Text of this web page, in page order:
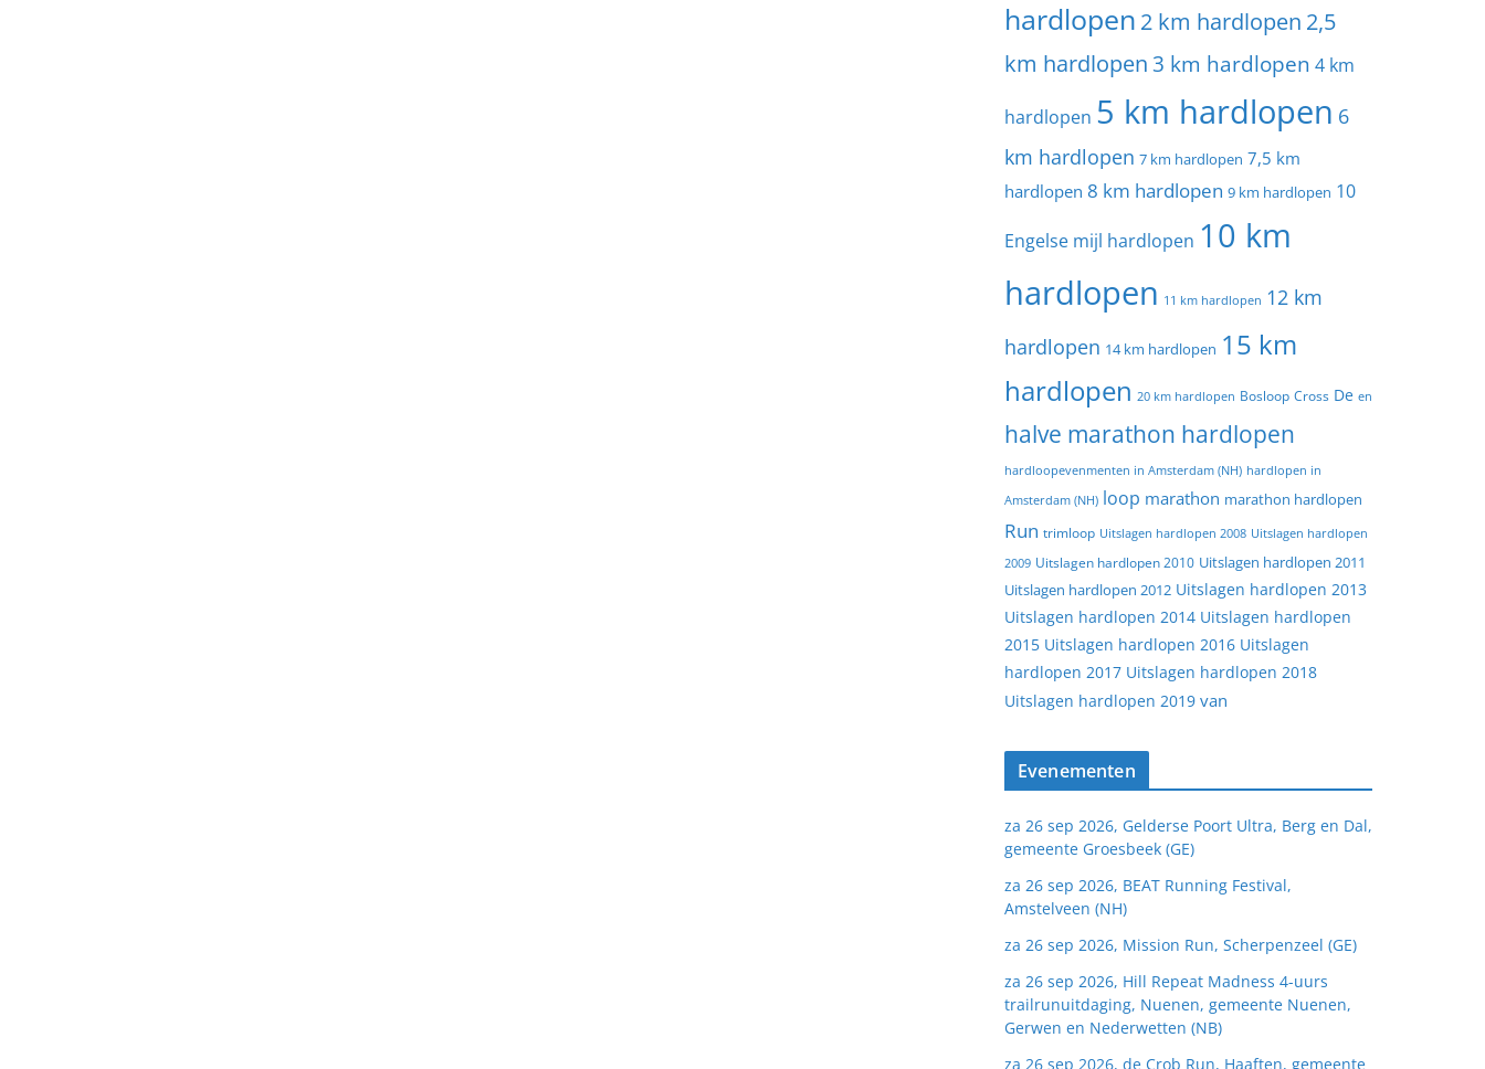
hardlopen 2 km hardlopen 2,5
km hardlopen 3 km hardlopen 4 km
hardlopen 5 km hardlopen 6
km hardlopen 7 km hardlopen 7,5 km
hardlopen 8 km hardlopen 9 km hardlopen 10
Engelse mijl hardlopen 10 km
hardlopen 11 km hardlopen 12 km
hardlopen 14 km hardlopen 15 km
hardlopen 20 km hardlopen Bosloop Cross De en
halve marathon hardlopen
hardloopevenmenten in Amsterdam (NH) hardlopen in
Amsterdam (NH) loop marathon marathon hardlopen
Run trimloop Uitslagen hardlopen 2008 Uitslagen hardlopen
2009 Uitslagen hardlopen 2010 Uitslagen hardlopen 2011
Uitslagen hardlopen 2012 Uitslagen hardlopen 2013
Uitslagen hardlopen 2014 Uitslagen hardlopen
2015 Uitslagen hardlopen 2016 Uitslagen
hardlopen 2017 Uitslagen hardlopen 2018
Uitslagen hardlopen 2019 van
Evenementen
za 26 sep 2026, Gelderse Poort Ultra, Berg en Dal,
gemeente Groesbeek (GE)
za 26 sep 2026, BEAT Running Festival,
Amstelveen (NH)
za 26 sep 2026, Mission Run, Scherpenzeel (GE)
za 26 sep 2026, Hill Repeat Madness 4-uurs
trailrunuitdaging, Nuenen, gemeente Nuenen,
Gerwen en Nederwetten (NB)
za 26 sep 2026, de Crob Run, Haaften, gemeente